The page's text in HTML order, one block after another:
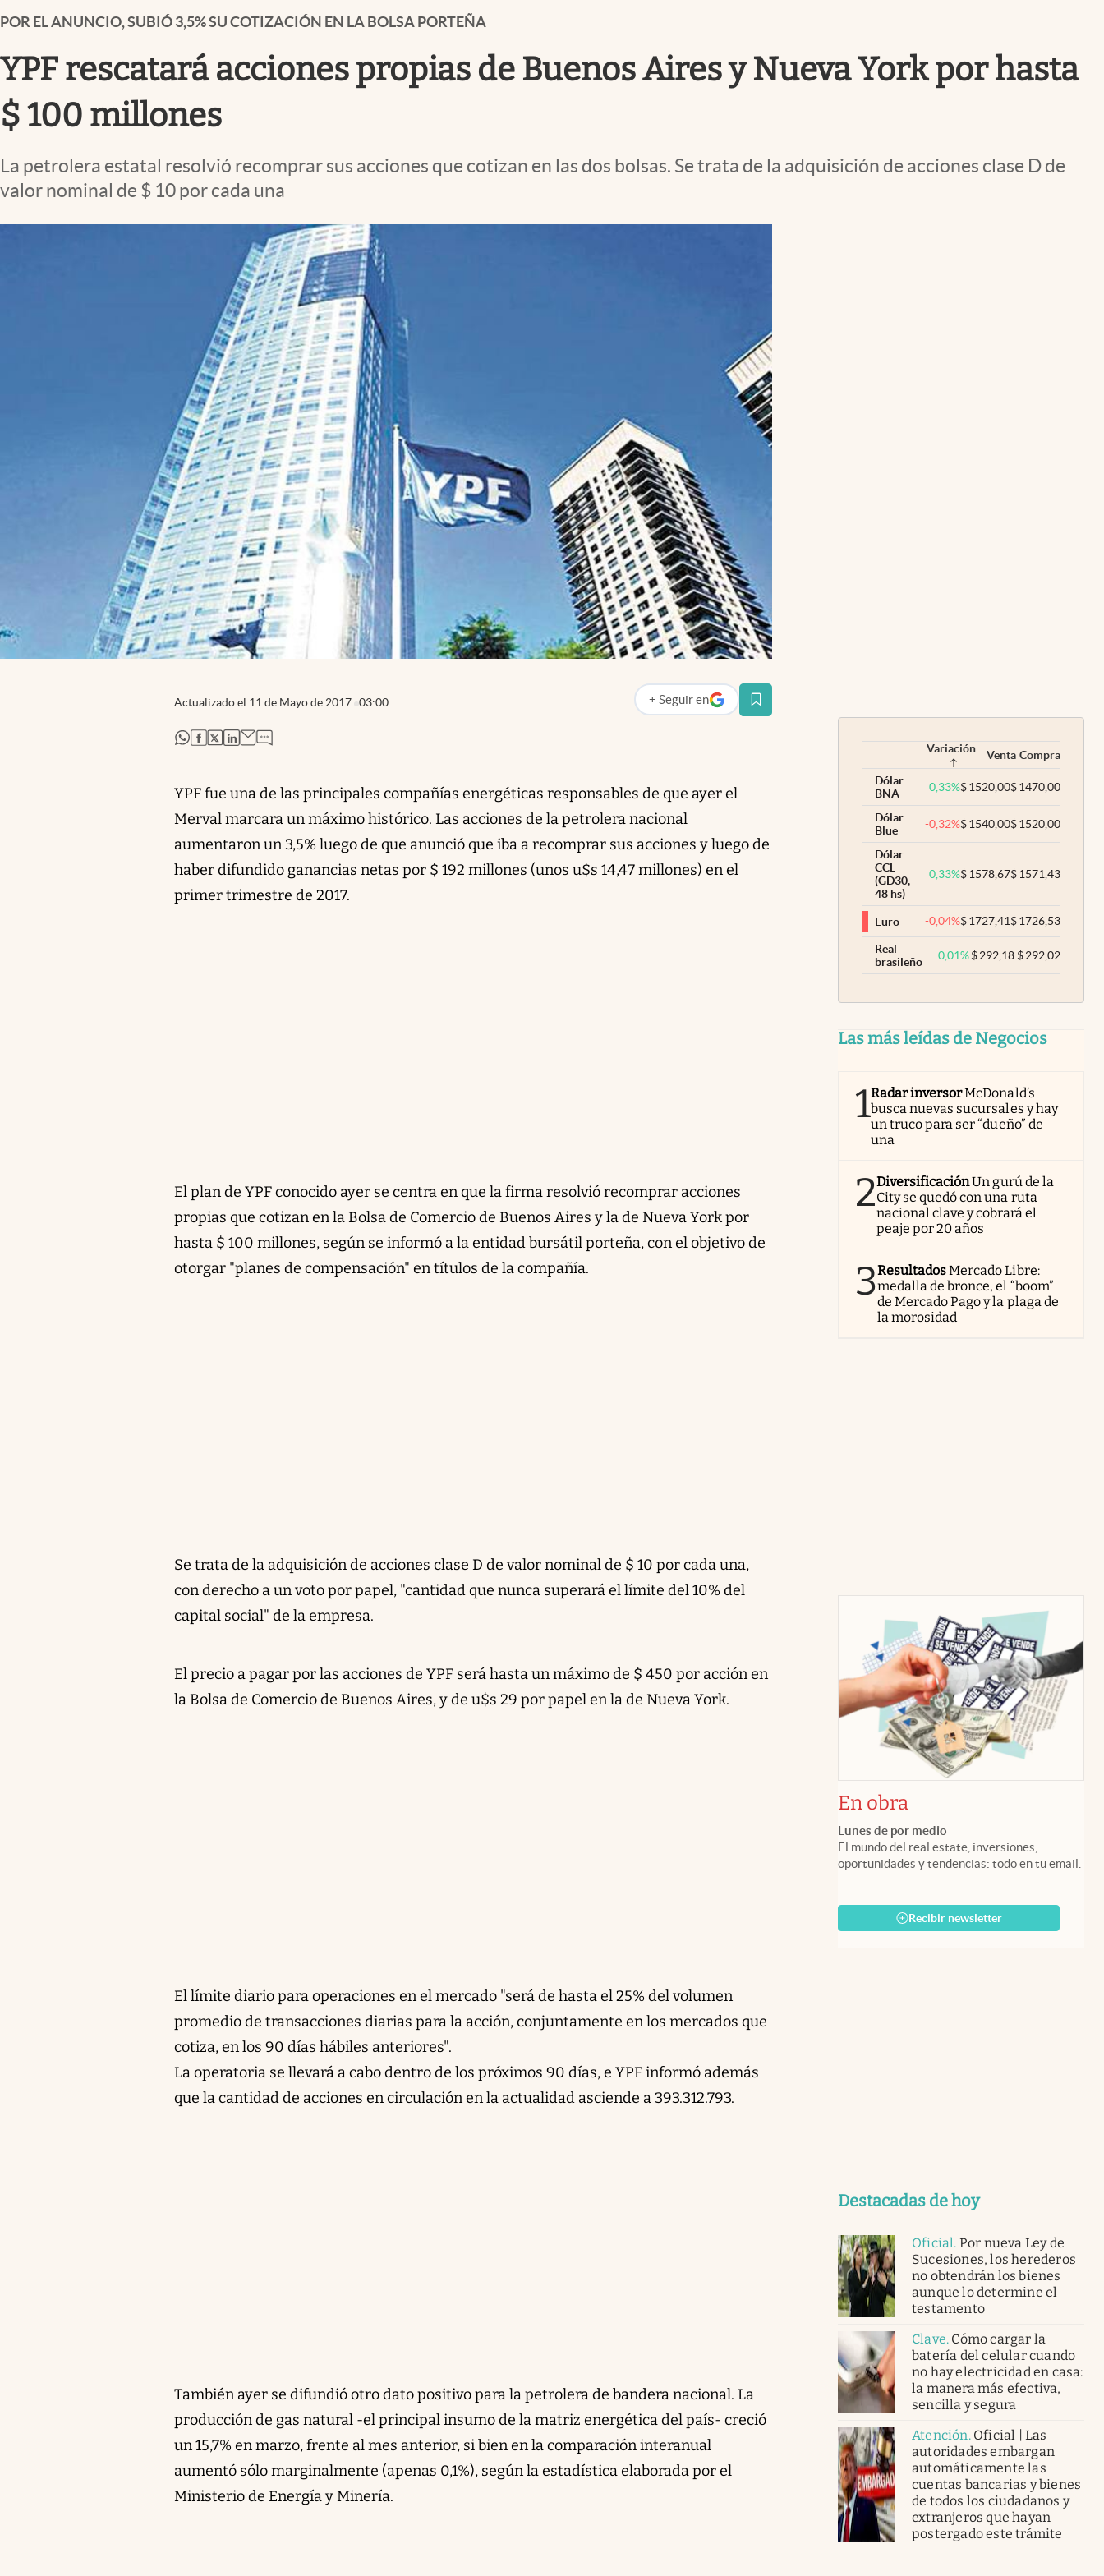
Clima
Mundial 2026
Eventos Corporativos
El Cronista Studio
Mediakit
abre en nueva pestaña
POR EL ANUNCIO, SUBIÓ 3,5% SU COTIZACIÓN EN LA BOLSA PORTEÑA
YPF rescatará acciones propias de Buenos Aires y Nueva York por hasta
$ 100 millones
La petrolera estatal resolvió recomprar sus acciones que cotizan en las dos bolsas. Se trata de la adquisición de acciones clase D de
valor nominal de $ 10 por cada una
Actualizado el 11 de Mayo de 2017 03:00 + Seguir en
abre en nueva pestaña
abre en nueva pestaña
abre en nueva pestaña
abre en nueva pestaña
abre en nueva pestaña
YPF fue una de las principales compañías energéticas responsables de que ayer el
Merval marcara un máximo histórico. Las acciones de la petrolera nacional
aumentaron un 3,5% luego de que anunció que iba a recomprar sus acciones y luego de
haber difundido ganancias netas por $ 192 millones (unos u$s 14,47 millones) en el
primer trimestre de 2017.
El plan de YPF conocido ayer se centra en que la firma resolvió recomprar acciones
propias que cotizan en la Bolsa de Comercio de Buenos Aires y la de Nueva York por
hasta $ 100 millones, según se informó a la entidad bursátil porteña, con el objetivo de
otorgar "planes de compensación" en títulos de la compañía.
Se trata de la adquisición de acciones clase D de valor nominal de $ 10 por cada una,
con derecho a un voto por papel, "cantidad que nunca superará el límite del 10% del
capital social" de la empresa.
El precio a pagar por las acciones de YPF será hasta un máximo de $ 450 por acción en
la Bolsa de Comercio de Buenos Aires, y de u$s 29 por papel en la de Nueva York.
El límite diario para operaciones en el mercado "será de hasta el 25% del volumen
promedio de transacciones diarias para la acción, conjuntamente en los mercados que
cotiza, en los 90 días hábiles anteriores".
La operatoria se llevará a cabo dentro de los próximos 90 días, e YPF informó además
que la cantidad de acciones en circulación en la actualidad asciende a 393.312.793.
También ayer se difundió otro dato positivo para la petrolera de bandera nacional. La
producción de gas natural -el principal insumo de la matriz energética del país- creció
un 15,7% en marzo, frente al mes anterior, si bien en la comparación interanual
aumentó sólo marginalmente (apenas 0,1%), según la estadística elaborada por el
Ministerio de Energía y Minería.
Variación Venta Compra
Dólar
BNA
0,33%$1520,00$1470,00
Dólar
Blue
-0,32%$1540,00$1520,00
Dólar
CCL
(GD30,
48 hs)
0,33%$1578,67$1571,43
Euro -0,04%$1727,41$1726,53
Real
brasileño
0,01% $292,18 $292,02
Las más leídas de Negocios
1Radar inversorMcDonald’s
busca nuevas sucursales y hay
un truco para ser “dueño” de
una
2DiversificaciónUn gurú de la
City se quedó con una ruta
nacional clave y cobrará el
peaje por 20 años
3ResultadosMercado Libre:
medalla de bronce, el “boom”
de Mercado Pago y la plaga de
la morosidad
En obra
Lunes de por medio
El mundo del real estate, inversiones,
oportunidades y tendencias: todo en tu email.
Recibir newsletter
Destacadas de hoy
Oficial. Por nueva Ley de
Sucesiones, los herederos
no obtendrán los bienes
aunque lo determine el
testamento
Clave. Cómo cargar la
batería del celular cuando
no hay electricidad en casa:
la manera más efectiva,
sencilla y segura
Atención. Oficial | Las
autoridades embargan
automáticamente las
cuentas bancarias y bienes
de todos los ciudadanos y
extranjeros que hayan
postergado este trámite